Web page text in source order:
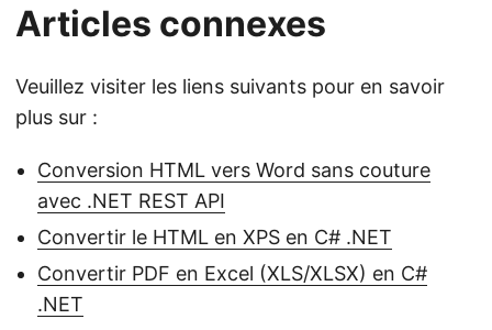
Articles connexes
Veuillez visiter les liens suivants pour en savoir
plus sur :
Conversion HTML vers Word sans couture
avec .NET REST API
Convertir le HTML en XPS en C# .NET
Convertir PDF en Excel (XLS/XLSX) en C#
.NET